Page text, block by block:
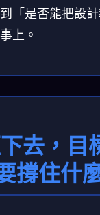
「是否能把設
上。
去，目
撐住什